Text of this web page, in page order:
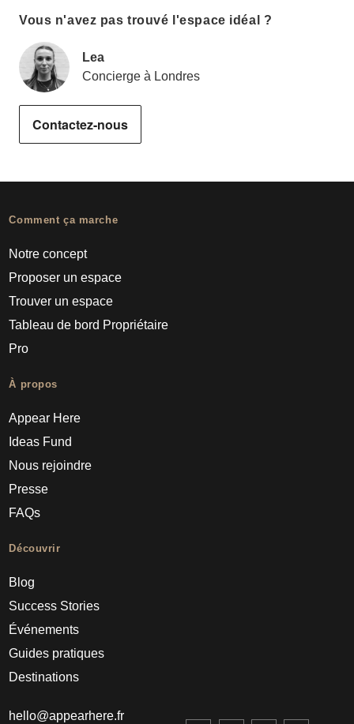
Vous n'avez pas trouvé l'espace idéal ?
Lea
Concierge à Londres
Contactez-nous
Comment ça marche
Notre concept
Proposer un espace
Trouver un espace
Tableau de bord Propriétaire
Pro
À propos
Appear Here
Ideas Fund
Nous rejoindre
Presse
FAQs
Découvrir
Blog
Success Stories
Événements
Guides pratiques
Destinations
hello@appearhere.fr